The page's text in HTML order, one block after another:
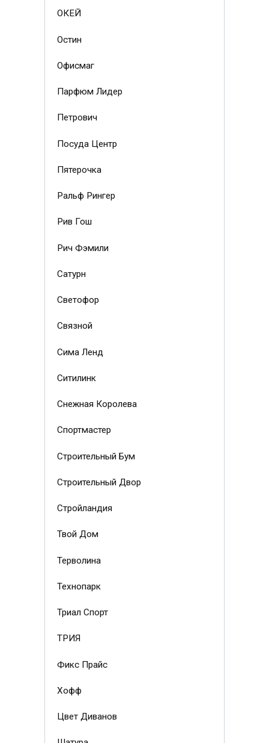
ОКЕЙ
Остин
Офисмаг
Парфюм Лидер
Петрович
Посуда Центр
Пятерочка
Ральф Рингер
Рив Гош
Рич Фэмили
Сатурн
Светофор
Связной
Сима Ленд
Ситилинк
Снежная Королева
Спортмастер
Строительный Бум
Строительный Двор
Стройландия
Твой Дом
Терволина
Технопарк
Триал Спорт
ТРИЯ
Фикс Прайс
Хофф
Цвет Диванов